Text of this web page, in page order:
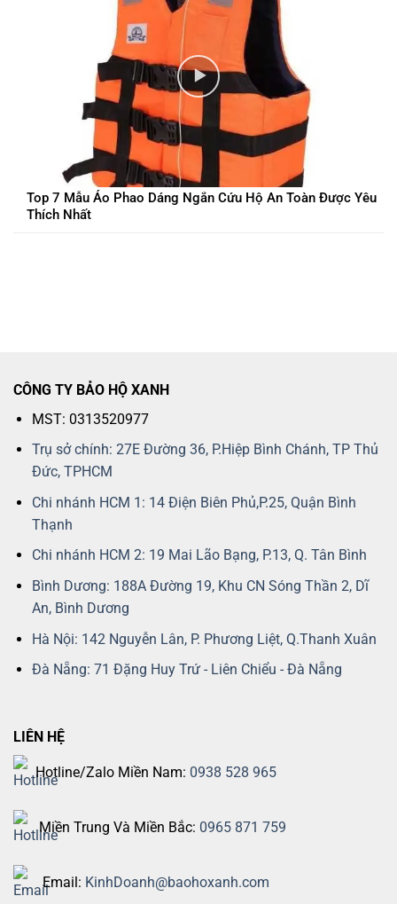
Top 7 Mẫu Áo Phao Dáng Ngắn Cứu Hộ An Toàn Được Yêu
Thích Nhất
CÔNG TY BẢO HỘ XANH
MST: 0313520977
Trụ sở chính: 27E Đường 36, P.Hiệp Bình Chánh, TP Thủ
Đức, TPHCM
Chi nhánh HCM 1: 14 Điện Biên Phủ,P.25, Quận Bình
Thạnh
Chi nhánh HCM 2: 19 Mai Lão Bạng, P.13, Q. Tân Bình
Bình Dương: 188A Đường 19, Khu CN Sóng Thần 2, Dĩ
An, Bình Dương
Hà Nội: 142 Nguyễn Lân, P. Phương Liệt, Q.Thanh Xuân
Đà Nẵng: 71 Đặng Huy Trứ - Liên Chiểu - Đà Nẵng
LIÊN HỆ
Hotline/Zalo Miền Nam: 0938 528 965
Miền Trung Và Miền Bắc: 0965 871 759
Email: KinhDoanh@baohoxanh.com